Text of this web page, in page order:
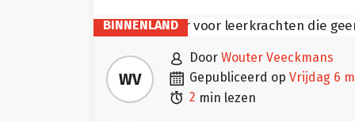
BINNENLAND
WV
 door Wouter Veeckmans
 gepubliceerd op vrijdag 6
 2 min lezen